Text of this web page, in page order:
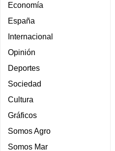
Economía
España
Internacional
Opinión
Deportes
Sociedad
Cultura
Gráficos
Somos Agro
Somos Mar